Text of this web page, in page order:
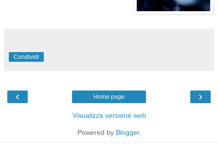
Condividi
‹ ›
Home page
Visualizza versione web
Powered by Blogger.